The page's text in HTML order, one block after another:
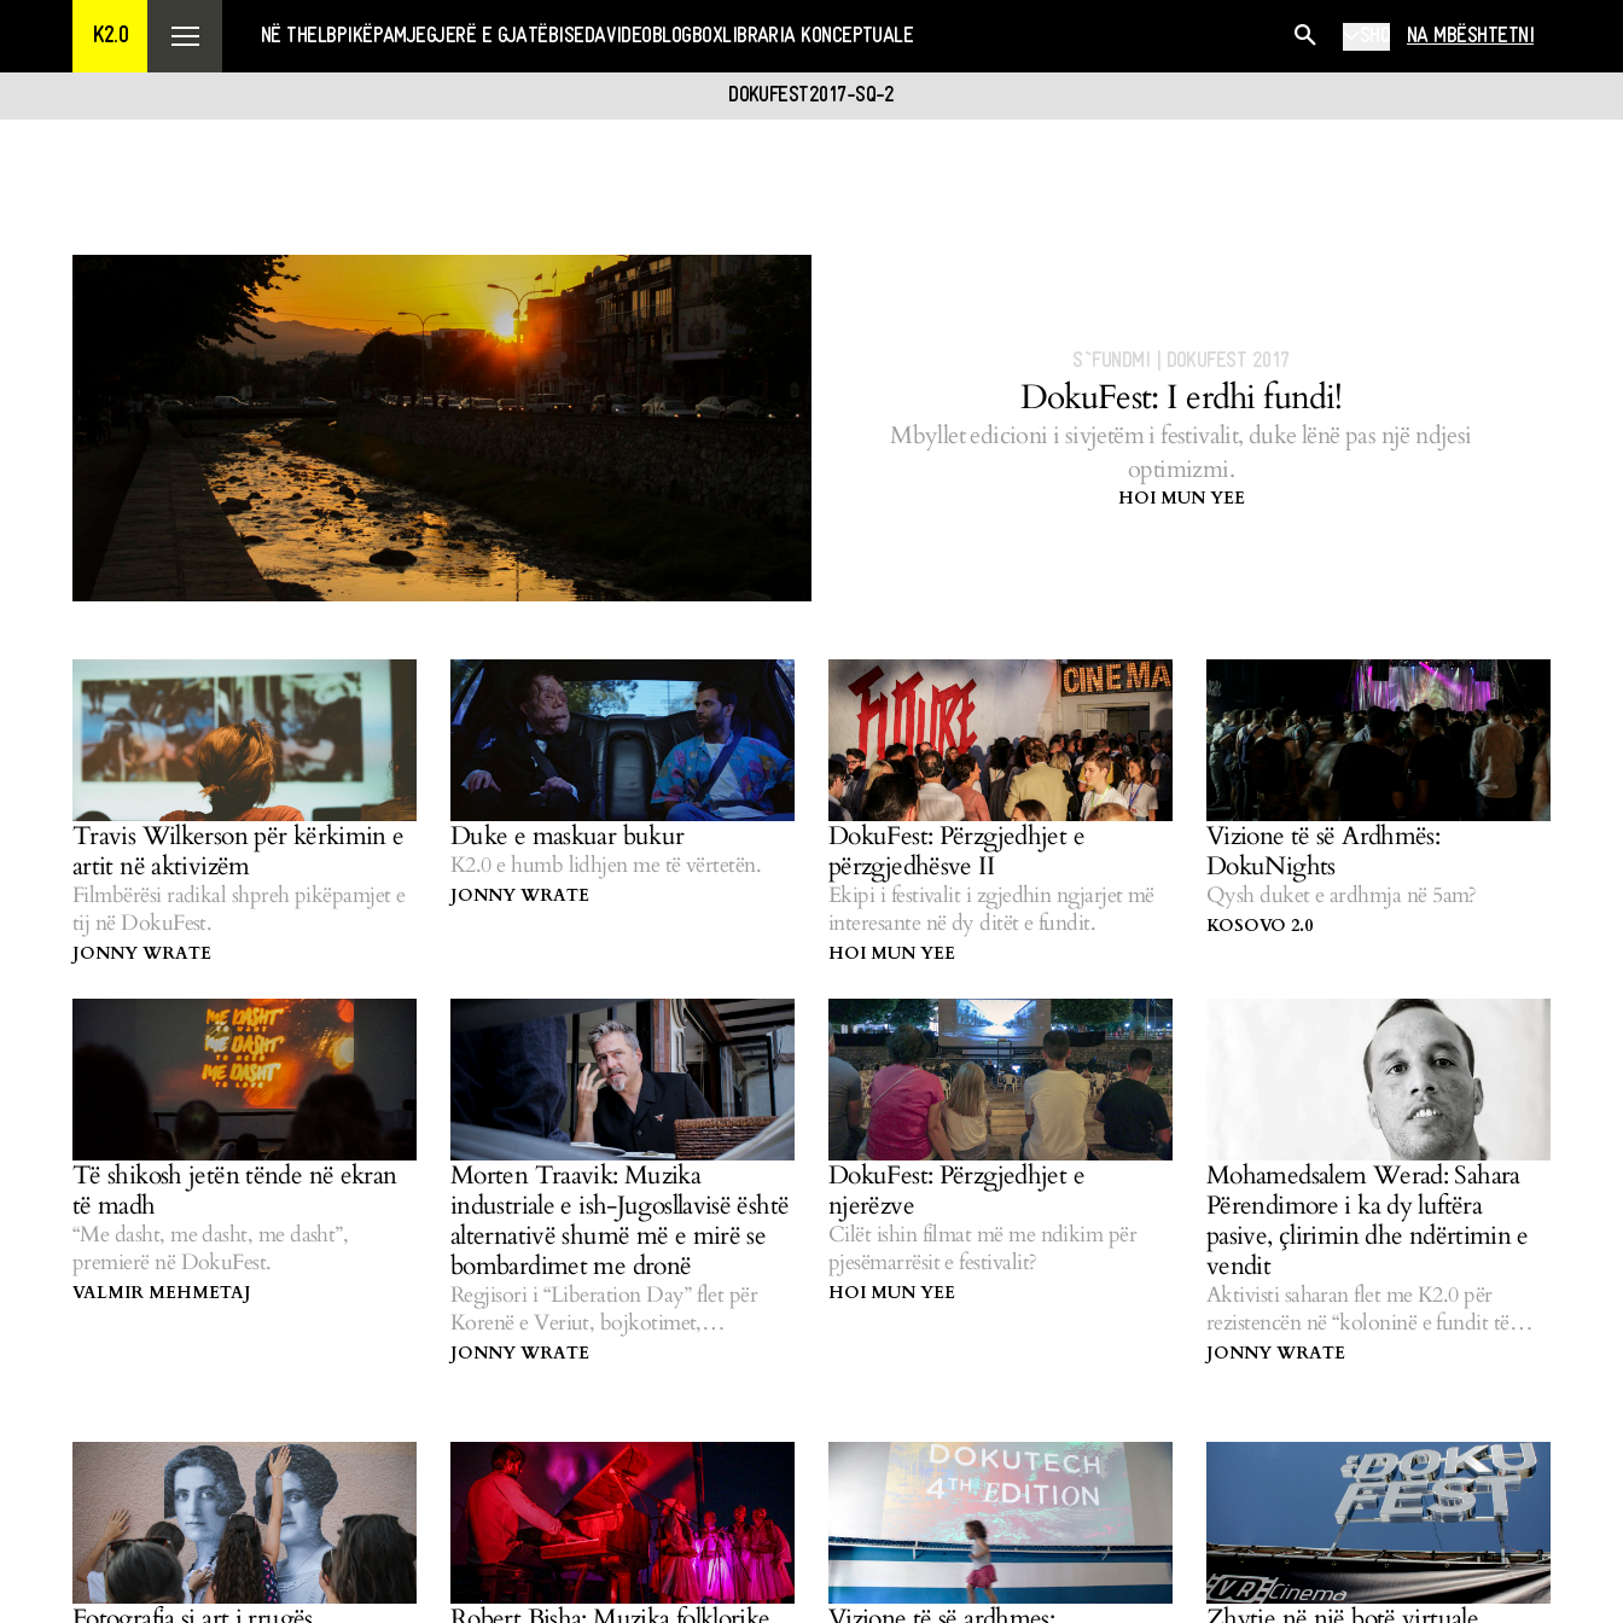
K2.0 NË THELBPIKËPAMJEGJERË E GJATËBISEDAVIDEOBLOGBOXLIBRARIA KONCEPTUALE NA MBËSHTETNI
DOKUFEST2017-SQ-2
S`FUNDMI DOKUFEST 2017
DokuFest: I erdhi fundi!
Mbyllet edicioni i sivjetëm i festivalit, duke lënë pas një ndjesi
optimizmi.
HOI MUN YEE
Travis Wilkerson për kërkimin e
artit në aktivizëm
Filmbërësi radikal shpreh pikëpamjet e
tij në DokuFest.
JONNY WRATE
Duke e maskuar bukur
K2.0 e humb lidhjen me të vërtetën.
JONNY WRATE
DokuFest: Përzgjedhjet e
përzgjedhësve II
Ekipi i festivalit i zgjedhin ngjarjet më
interesante në dy ditët e fundit.
HOI MUN YEE
Vizione të së Ardhmës:
DokuNights
Qysh duket e ardhmja në 5am?
KOSOVO 2.0
Të shikosh jetën tënde në ekran
të madh
“Me dasht, me dasht, me dasht”,
premierë në DokuFest.
VALMIR MEHMETAJ
Morten Traavik: Muzika
industriale e ish-Jugosllavisë është
alternativë shumë më e mirë se
bombardimet me dronë
Regjisori i “Liberation Day” flet për
Korenë e Veriut, bojkotimet,
‘TotalKunst’ the Jugosllavinë.
JONNY WRATE
DokuFest: Përzgjedhjet e
njerëzve
Cilët ishin filmat më me ndikim për
pjesëmarrësit e festivalit?
HOI MUN YEE
Mohamedsalem Werad: Sahara
Përendimore i ka dy luftëra
pasive, çlirimin dhe ndërtimin e
vendit
Aktivisti saharan flet me K2.0 për
rezistencën në “koloninë e fundit të
Afrikës”.
JONNY WRATE